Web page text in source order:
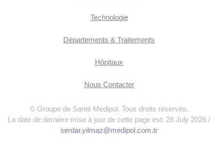
Technologie
Départements & Traitements
Hôpitaux
Nous Contacter
© Groupe de Santé Medipol. Tous droits réservés.
La date de dernière mise à jour de cette page est: 28 July 2026 /
serdar.yilmaz@medipol.com.tr